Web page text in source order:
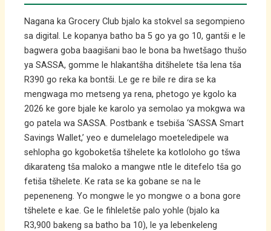
Nagana ka Grocery Club bjalo ka stokvel sa segompieno
sa digital. Le kopanya batho ba 5 go ya go 10, gantši e le
bagwera goba baagišani bao le bona ba hwetšago thušo
ya SASSA, gomme le hlakantšha ditšhelete tša lena tša
R390 go reka ka bontši. Le ge re bile re dira se ka
mengwaga mo metseng ya rena, phetogo ye kgolo ka
2026 ke gore bjale ke karolo ya semolao ya mokgwa wa
go patela wa SASSA. Postbank e tsebiša ‘SASSA Smart
Savings Wallet,’ yeo e dumelelago moeteledipele wa
sehlopha go kgoboketša tšhelete ka kotloloho go tšwa
dikarateng tša maloko a mangwe ntle le ditefelo tša go
fetiša tšhelete. Ke rata se ka gobane se na le
pepeneneng. Yo mongwe le yo mongwe o a bona gore
tšhelete e kae. Ge le fihleletše palo yohle (bjalo ka
R3,900 bakeng sa batho ba 10), le ya lebenkeleng